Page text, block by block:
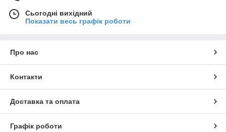
Сьогодні вихідний
Показати весь графік роботи
Про нас
Контакти
Доставка та оплата
Графік роботи